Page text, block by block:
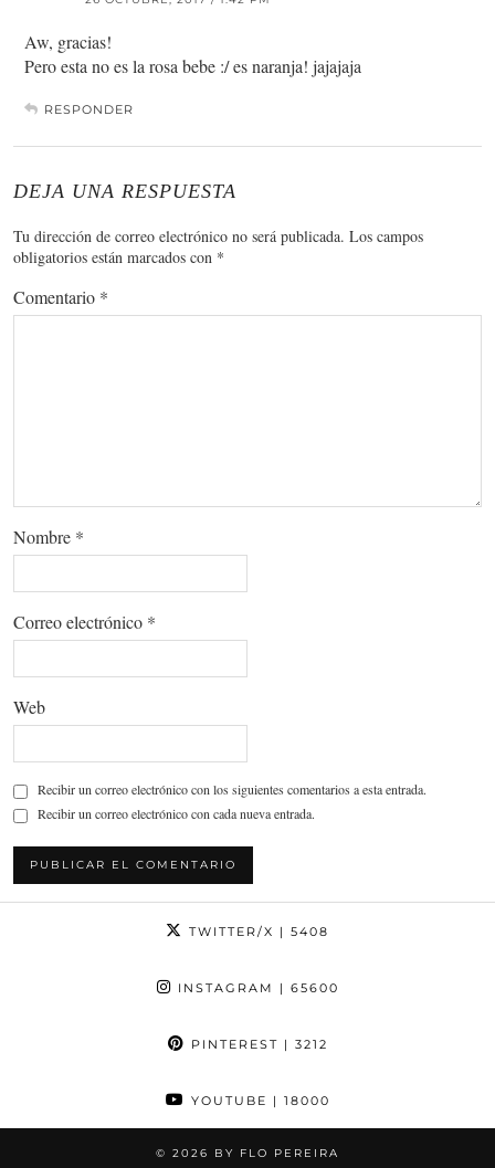
Aw, gracias!
Pero esta no es la rosa bebe :/ es naranja! jajajaja
RESPONDER
DEJA UNA RESPUESTA
Tu dirección de correo electrónico no será publicada. Los campos
obligatorios están marcados con *
Comentario *
Nombre *
Correo electrónico *
Web
Recibir un correo electrónico con los siguientes comentarios a esta entrada.
Recibir un correo electrónico con cada nueva entrada.
TWITTER/X | 5408
INSTAGRAM | 65600
PINTEREST | 3212
YOUTUBE | 18000
© 2026 BY FLO PEREIRA